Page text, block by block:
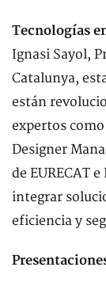
Tecnologías
Ignasi Sayol,
Catalunya,
están
expertos
Designer
de EURECAT
integrar
eficiencia y